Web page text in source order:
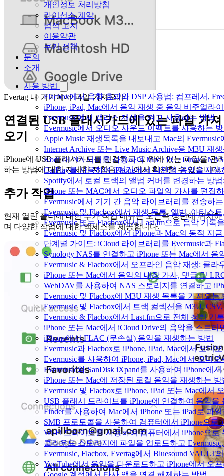
개인정보 처리방침
라이선스 계약
법적 고지
이용약관
쿠키 정책
문의
소개
사용 방법
Flacbox에서 음향 효과와 DSP 사용법: 컴프레서,
iPhone, iPad, Mac에서 음악 재생 중 음악 비주얼라
Evermusic에서 갭리스 재생을 켜고 사용하는 방법
Evermusic에서 오디오 사운드 이펙트를 사용하는
Apple Music 재생목록을 내보내고 Mac의
Internet Archive 또는 Live Music Archive용 M3U 재
Kodi DLNA 서버를 사용하여 Mac / PC / Linux /
CarPlay를 사용하여 iPhone에서 나만의 음악을 재
Spotify에서 로컬 트랙의 앨범 커버를 변경하는 방
iPhone 또는 MAC에서 오디오 파일의 가사를 편집
Evermusic에서 기기 간 음악 라이브러리를 전송하
Evermusic 및 Flacbox에서 재생 목록, 앨범, 아티스
Evermusic 또는 Flacbox에서 Last.fm으로 음악 기록
Evermusic 및 Flacbox에서 iPhone과 Mac의 동적 지
단계별 가이드: iCloud 라이브러리를 Evermusic과
Synology NAS를 연결하고 iPhone 또는 Mac에서 음
Evermusic & Flacbox에서 오프라인 음악 재생: 클
iPhone 또는 Mac에서 음악의 내장 가사, 댓글 및
WebDAV를 사용하여 NAS 스토리지를 연결하고
Evermusic 및 Flacbox에 M3U 재생 목록을 가져오는
Evermusic 및 Flacbox에서 트랙 컬렉션을 M3U,
Evermusic & Flacbox에서 Last.fm으로 전체 청취 기
iPhone 또는 Mac에서 iCloud Drive의 음악을 스트리
iPhone에서 FLAC (무손실) 음악을 재생하는 방법
Evermusic과 Flacbox로 iPhone, iPad, Mac에서 오
Evermusic를 사용하여 iPhone, iPad, Mac에서 오디
Evermusic와 SanDisk iXpand를 사용하여 iPhone
iPhone 또는 Mac에 저장된 로컬 음악을 재생하는 방
Evermusic 및 Flacbox로 iPhone, iPad 또는 Mac에
USB 플래시 드라이브를 iPhone에 연결하여 음악
Finder를 사용하여 Mac에서 iPhone 또는 iPad로 파
SMB 프로토콜을 사용하여 컴퓨터에서 iPhone으로
Wi-Fi 드라이브를 사용하여 컴퓨터에서 iPhone으
클라우드 스토리지에 파일을 업로드하고
Evermusic, Flacbox, Evertag에서 Bluesound
YouTube에서 음악을 다운로드하고 iPhone에서 오
Evertag 내 기기에서 파일 가져오기
연결된 USB 플래시카드에 있는 파일 가져
오기
iPhone에 USB 플래시카드를 연결하고 그 위에 있는 파일을 관
하는 방법에 대한 자세한 지침은여기에서 확인할 수 있습니다.
추가 작업
현재 열린 폴더에 대한 추가 작업 메뉴는 오른쪽 상단에 위치하
며 다양한 작업에 대한 액세스를 제공합니다.